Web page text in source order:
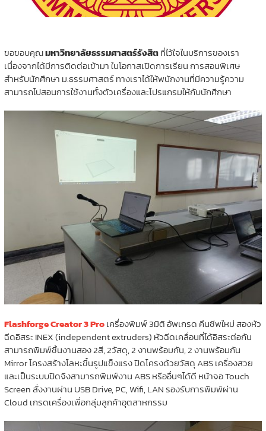
ขอขอบคุณมหาวิทยาลัยธรรมศาสตร์รังสิตที่ไว้ใจในบริการของเรา
เนื่องจากได้มีการติดต่อเข้ามา ในโอกาสเปิดการเรียน การสอนพิเศษ
สำหรับนักศึกษา ม.ธรรมศาสตร์ ทางเราได้ให้พนักงานที่มีความรู้ความ
สามารถไปสอนการใช้งานทั้งตัวเครื่องและโปรแกรมให้กับนักศึกษา
Flashforge Creator 3 Proเครื่องพิมพ์ 3มิติ อัพเกรด คืนชีพใหม่ สองหัว
ฉีดอิสระ INEX (independent extruders) หัวฉีดเคลื่อนที่ได้อิสระต่อกัน
สามารถพิมพ์ชิ้นงานสอง 2สี, 2วัสดุ, 2 งานพร้อมกัน, 2 งานพร้อมกัน
Mirror โครงสร้างโลหะขึ้นรูปแข็งแรง ปิดโครงด้วยวัสดุ ABS เครื่องสวย
และเป็นระบบปิดจึงสามารถพิมพ์งาน ABS หรืออื่นๆได้ดี หน้าจอ Touch
Screen สั่งงานผ่าน USB Drive, PC, Wifi, LAN รองรับการพิมพ์ผ่าน
Cloud เกรดเครื่องเพื่อกลุ่มลูกค้าอุตสาหกรรม